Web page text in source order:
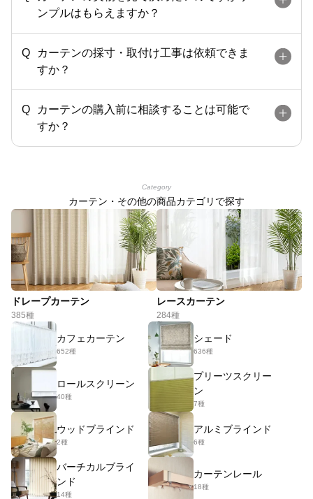
ンプルはもらえますか？
カーテンの採寸・取付け工事は依頼できま
すか？
カーテンの購入前に相談することは可能で
すか？
Category
カーテン・その他の商品カテゴリで探す
ドレープカーテン
385種
レースカーテン
284種
カフェカーテン
652種
シェード
636種
ロールスクリーン
40種
プリーツスクリー
ン
7種
ウッドブラインド
2種
アルミブラインド
6種
バーチカルブライ
ンド
14種
カーテンレール
18種